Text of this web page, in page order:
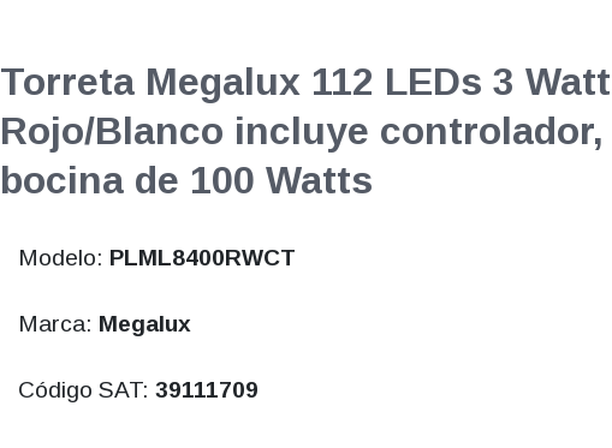
Torreta Megalux 112 LEDs 3
Rojo/Blanco incluye
bocina de 100 Watts
Modelo: PLML8400RWCT
Marca: Megalux
Código SAT: 39111709